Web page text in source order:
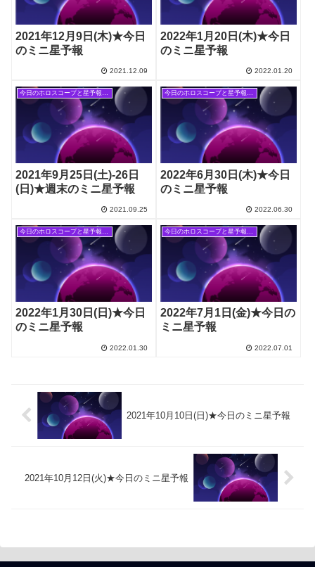
2021年12月9日(木)★今日
のミニ星予報
2021.12.09
2022年1月20日(木)★今日
のミニ星予報
2022.01.20
今日のホロスコープと星予報(旧記事)
2021年9月25日(土)-26日
(日)★週末のミニ星予報
2021.09.25
今日のホロスコープと星予報(旧記事)
2022年6月30日(木)★今日
のミニ星予報
2022.06.30
今日のホロスコープと星予報(旧記事)
2022年1月30日(日)★今日
のミニ星予報
2022.01.30
今日のホロスコープと星予報(旧記事)
2022年7月1日(金)★今日の
ミニ星予報
2022.07.01
2021年10月10日(日)★今日のミニ星予報
2021年10月12日(火)★今日のミニ星予報